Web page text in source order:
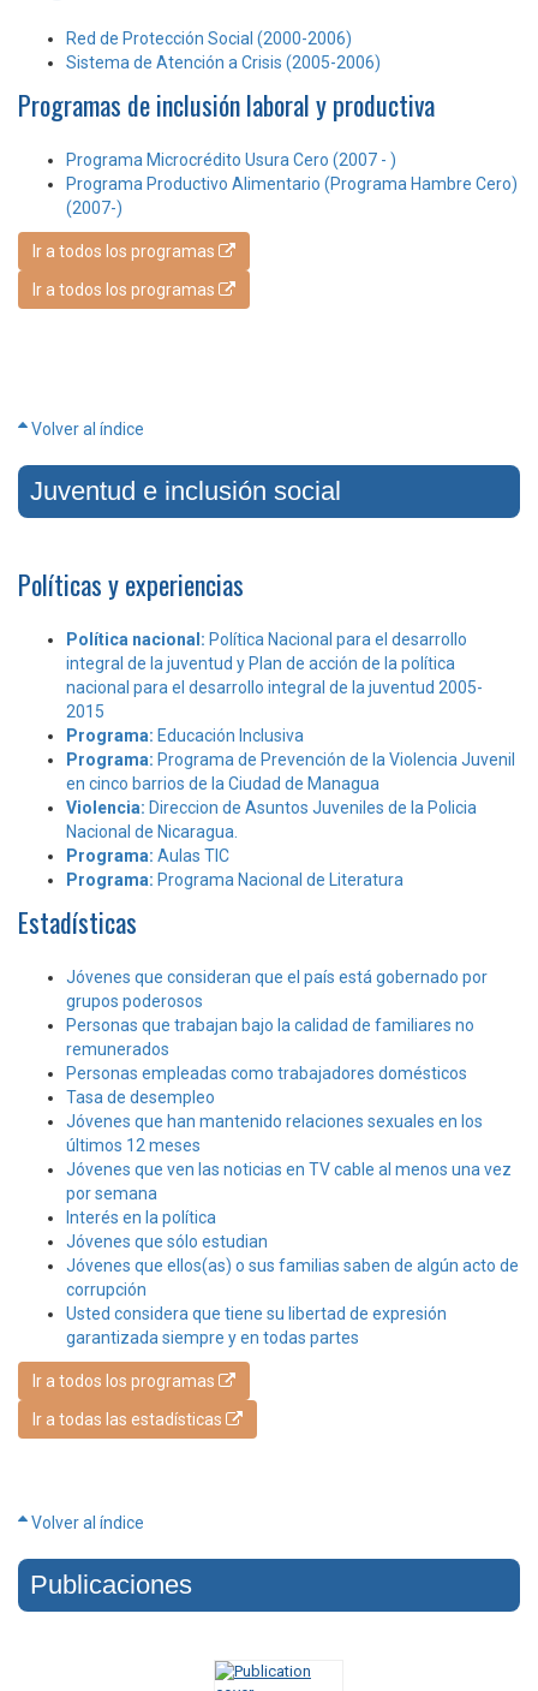
Red de Protección Social (2000-2006)
Sistema de Atención a Crisis (2005-2006)
Programas de inclusión laboral y productiva
Programa Microcrédito Usura Cero (2007 - )
Programa Productivo Alimentario (Programa Hambre Cero)
(2007-)
Ir a todos los programas
Ir a todos los programas
Volver al índice
Juventud e inclusión social
Políticas y experiencias
Política nacional: Política Nacional para el desarrollo
integral de la juventud y Plan de acción de la política
nacional para el desarrollo integral de la juventud 2005-
2015
Programa: Educación Inclusiva
Programa: Programa de Prevención de la Violencia Juvenil
en cinco barrios de la Ciudad de Managua
Violencia: Direccion de Asuntos Juveniles de la Policia
Nacional de Nicaragua.
Programa: Aulas TIC
Programa: Programa Nacional de Literatura
Estadísticas
Jóvenes que consideran que el país está gobernado por
grupos poderosos
Personas que trabajan bajo la calidad de familiares no
remunerados
Personas empleadas como trabajadores domésticos
Tasa de desempleo
Jóvenes que han mantenido relaciones sexuales en los
últimos 12 meses
Jóvenes que ven las noticias en TV cable al menos una vez
por semana
Interés en la política
Jóvenes que sólo estudian
Jóvenes que ellos(as) o sus familias saben de algún acto de
corrupción
Usted considera que tiene su libertad de expresión
garantizada siempre y en todas partes
Ir a todos los programas
Ir a todas las estadísticas
Volver al índice
Publicaciones